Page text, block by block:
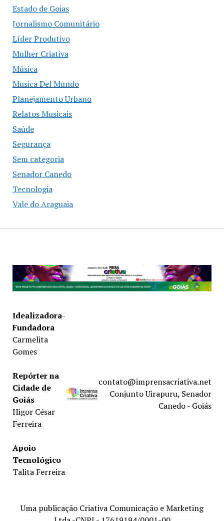
Estado de Goias
Jornalismo Comunitário
Líder Produtivo
Mulher Criativa
Música
Musica Del Mundo
Planejamento Urbano
Relatos Musicais
Saúde
Segurança
Sem categoria
Senador Canedo
Tecnologia
Vale do Araguaia
Idealizadora-
Fundadora
Carmelita
Gomes
Repórter na
Cidade de
Goiás
Higor César
Ferreira
Apoio
Tecnológico
Talita Ferreira
contato@imprensacriativa.net
Conjunto Uirapuru, Senador
Canedo - Goiás
Uma publicação Criativa Comunicação e Marketing